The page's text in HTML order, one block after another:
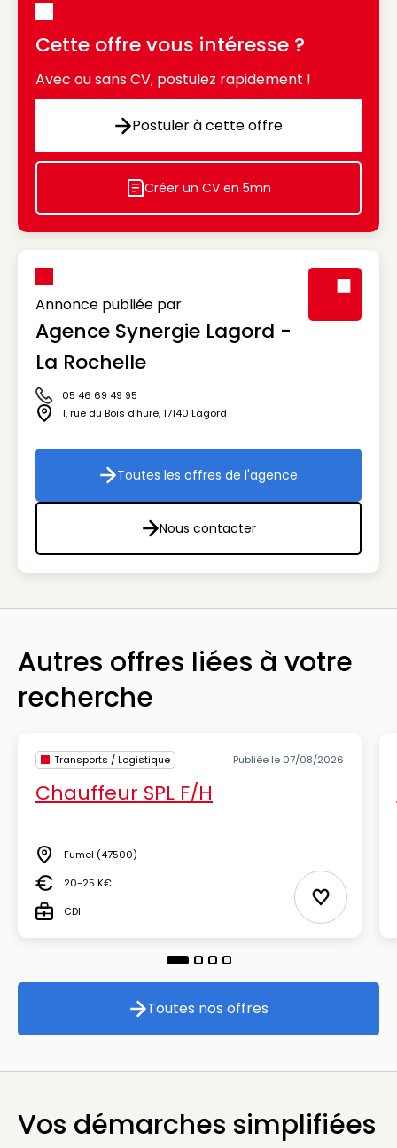
Cette offre vous intéresse ?
Avec ou sans CV, postulez rapidement !
Postuler à cette offre
Postuler à cette offre
Icon decorative
Créer un CV en 5mn
Annonce publiée par
Agence Synergie Lagord -
La Rochelle
Icône téléphone
05 46 69 49 95
Icône adresse
1, rue du Bois d'hure,17140 Lagord
Toutes les offres de l'agence
Toutes les offres de l'agence
Nous contacter
Nous contacter
Autres offres liées à votre
recherche
Transports / Logistique Publiée le 07/08/2026
Chauffeur SPL F/H
Lieu Fumel (47500)
Salaire20-25 K€
TypeCDI Ajouter
Toutes nos offres
Toutes nos offres
Vos démarches simplifiées